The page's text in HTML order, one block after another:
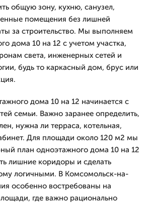
общую зону, кухню, санузел,
помещения без лишней
за строительство. Мы выполняем
дома 10 на 12 с учетом участка,
света, инженерных сетей и
будь то каркасный дом, брус или
дома 10 на 12 начинается с
семьи. Важно заранее определить,
нужна ли терраса, котельная,
Для площади около 120 м2 мы
план одноэтажного дома 10 на 12
лишние коридоры и сделать
логичными. В Комсомольск-на-
особенно востребованы на
где важно рационально